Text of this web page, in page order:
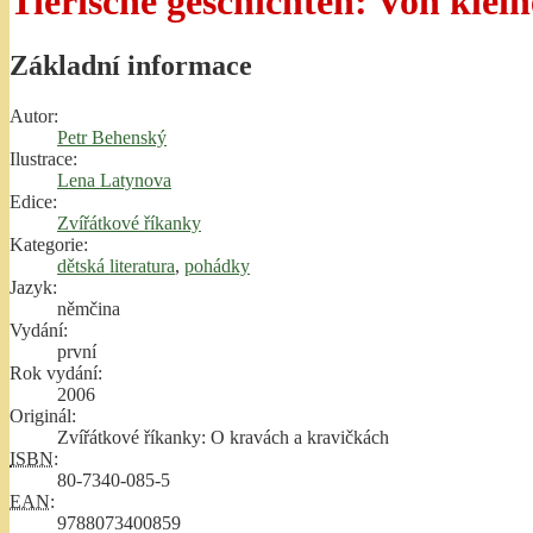
Základní informace
Autor:
Petr Behenský
Ilustrace:
Lena Latynova
Edice:
Zvířátkové říkanky
Kategorie:
dětská literatura, pohádky
Jazyk:
němčina
Vydání:
první
Rok vydání:
2006
Originál:
Zvířátkové říkanky: O kravách a kravičkách
ISBN:
80-7340-085-5
EAN:
9788073400859